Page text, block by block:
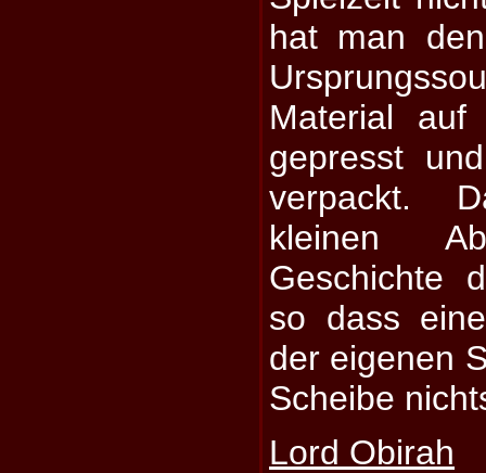
hat man
Material
gepresst
verpackt.
kleinen
Geschichte
so dass
der eigenen
Scheibe
Lord Obirah